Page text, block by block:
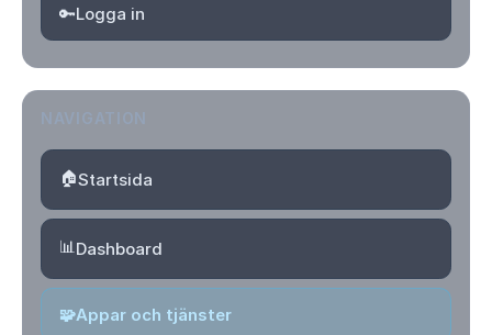
🔑Logga in
🏠Startsida
📊Dashboard
🧩Appar och tjänster